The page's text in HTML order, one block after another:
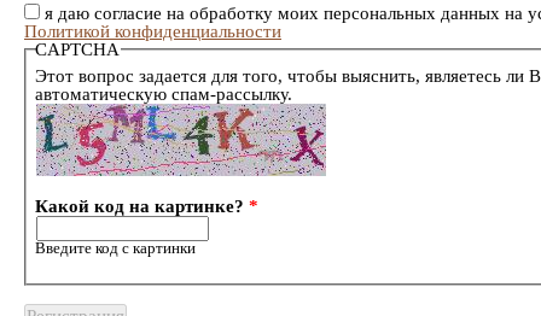
я даю согласие на обработку моих персональных данных на
Политикой конфиденциальности
CAPTCHA
Этот вопрос задается для того, чтобы выяснить, являетесь ли
автоматическую спам-рассылку.
Какой код на картинке?*
Введите код с картинки